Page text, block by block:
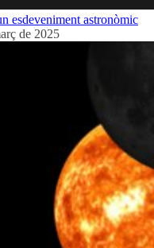
esdeveniment astronòmic
de 2025